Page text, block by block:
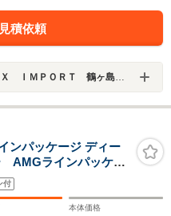
積依頼
ＭＰＯＲＴ 鶴ヶ島インター店
ンパッケージ ディー
AMGラインパッケー
付パワーシート シ
ディングルーフ レ
イト 360度カメラ
付
本体価格